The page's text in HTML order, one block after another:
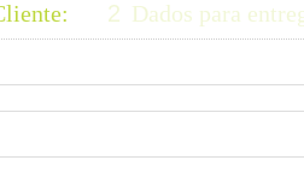
2 Dados para